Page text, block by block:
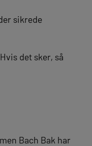
sikrede
det sker, så
Bach Bak har